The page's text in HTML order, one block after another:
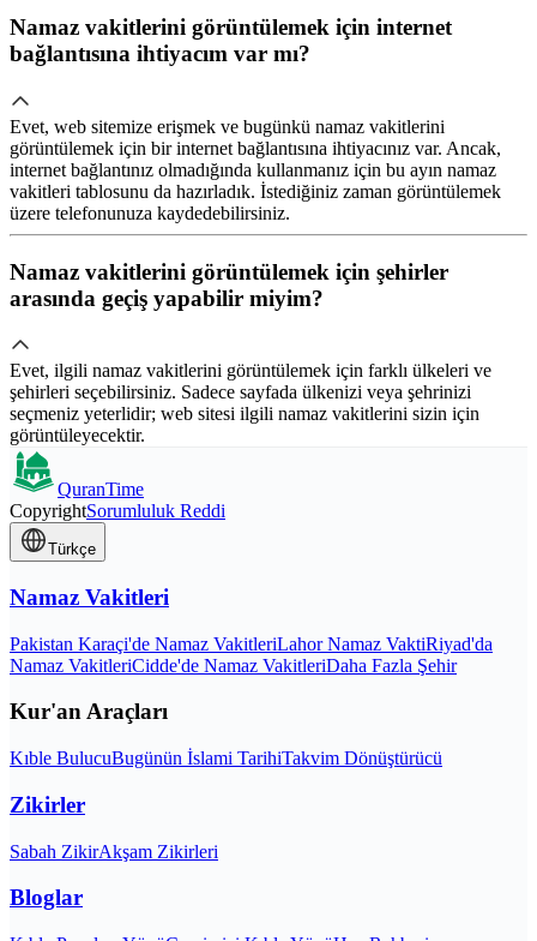
Namaz vakitlerini görüntülemek için internet
bağlantısına ihtiyacım var mı?
Evet, web sitemize erişmek ve bugünkü namaz vakitlerini
görüntülemek için bir internet bağlantısına ihtiyacınız var. Ancak,
internet bağlantınız olmadığında kullanmanız için bu ayın namaz
vakitleri tablosunu da hazırladık. İstediğiniz zaman görüntülemek
üzere telefonunuza kaydedebilirsiniz.
Namaz vakitlerini görüntülemek için şehirler
arasında geçiş yapabilir miyim?
Evet, ilgili namaz vakitlerini görüntülemek için farklı ülkeleri ve
şehirleri seçebilirsiniz. Sadece sayfada ülkenizi veya şehrinizi
seçmeniz yeterlidir; web sitesi ilgili namaz vakitlerini sizin için
görüntüleyecektir.
QuranTime
CopyrightSorumluluk Reddi
Türkçe
Namaz Vakitleri
Pakistan Karaçi'de Namaz VakitleriLahor Namaz VaktiRiyad'da
Namaz VakitleriCidde'de Namaz VakitleriDaha Fazla Şehir
Kur'an Araçları
Kıble BulucuBugünün İslami TarihiTakvim Dönüştürücü
Zikirler
Sabah ZikirAkşam Zikirleri
Bloglar